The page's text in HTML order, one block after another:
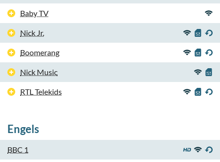
Baby TV
Nick Jr.
Boomerang
Nick Music
RTL Telekids
Engels
BBC 1